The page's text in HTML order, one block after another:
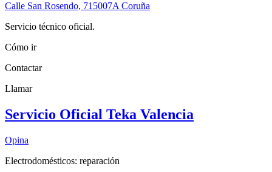
Calle San Rosendo, 715007A Coruña
Servicio técnico oficial.
Cómo ir
Contactar
Llamar
Servicio Oficial Teka Valencia
Opina
Electrodomésticos: reparación